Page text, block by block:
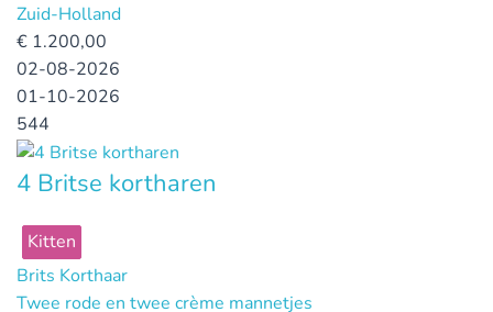
Zuid-Holland
€ 1.200,00
02-08-2026
01-10-2026
544
4 Britse kortharen
Kitten
Brits Korthaar
Twee rode en twee crème mannetjes